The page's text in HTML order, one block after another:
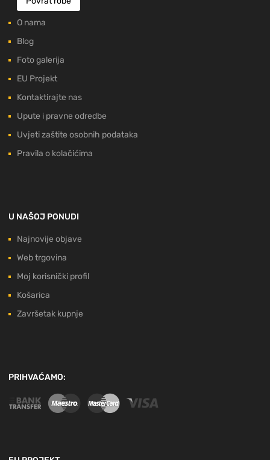
O nama
Blog
Foto galerija
EU Projekt
Kontaktirajte nas
Upute i pravne odredbe
Uvjeti zaštite osobnih podataka
Pravila o kolačićima
U NAŠOJ PONUDI
Najnovije objave
Web trgovina
Moj korisnički profil
Košarica
Završetak kupnje
PRIHVAĆAMO: